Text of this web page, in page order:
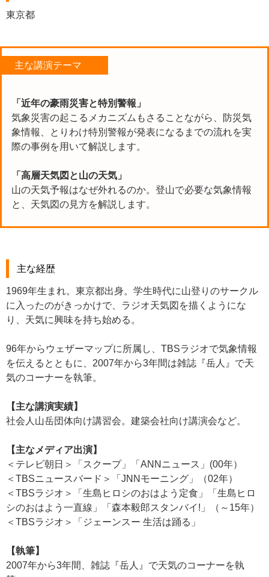
東京都
主な講演テーマ
「近年の豪雨災害と特別警報」
気象災害の起こるメカニズムもさることながら、防災気
象情報、とりわけ特別警報が発表になるまでの流れを実
際の事例を用いて解説します。
「高層天気図と山の天気」
山の天気予報はなぜ外れるのか。登山で必要な気象情報
と、天気図の見方を解説します。
主な経歴
1969年生まれ。東京都出身。学生時代に山登りのサークル
に入ったのがきっかけで、ラジオ天気図を描くようにな
り、天気に興味を持ち始める。
96年からウェザーマップに所属し、TBSラジオで気象情報
を伝えるとともに、2007年から3年間は雑誌『岳人』で天
気のコーナーを執筆。
【主な講演実績】
社会人山岳団体向け講習会。建築会社向け講演会など。
【主なメディア出演】
＜テレビ朝日＞「スクープ」「ANNニュース」(00年）
＜TBSニュースバード＞「JNNモーニング」（02年）
＜TBSラジオ＞「生島ヒロシのおはよう定食」「生島ヒロ
シのおはよう一直線」「森本毅郎スタンバイ!」（～15年）
＜TBSラジオ＞「ジェーンスー 生活は踊る」
【執筆】
2007年から3年間、雑誌『岳人』で天気のコーナーを執